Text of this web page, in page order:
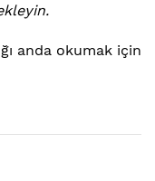
anda okumak için